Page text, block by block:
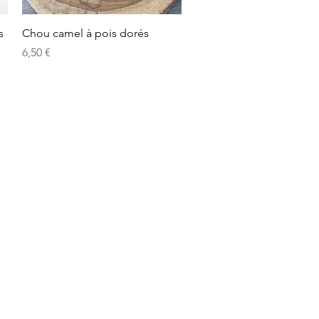
Aperçu rapide
Chou camel à pois dorés
Prix
6,50 €